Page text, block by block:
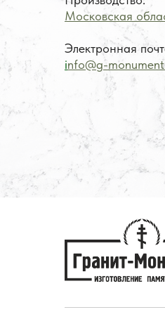
Московская
Электронная
info@g-